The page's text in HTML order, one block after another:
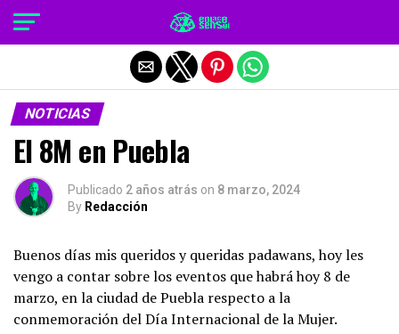
NOTICIAS
El 8M en Puebla
Publicado 2 años atrás on 8 marzo, 2024
By Redacción
Buenos días mis queridos y queridas padawans, hoy les
vengo a contar sobre los eventos que habrá hoy 8 de
marzo, en la ciudad de Puebla respecto a la
conmemoración del Día Internacional de la Mujer.
Salir de la versión móvil